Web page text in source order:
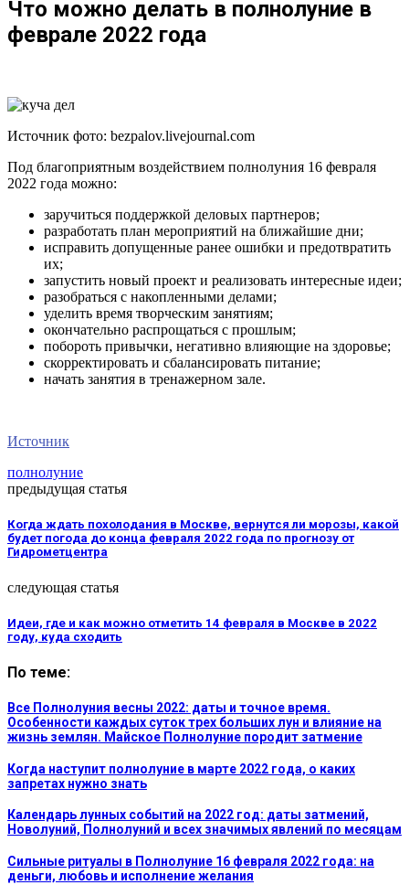
Что можно делать в полнолуние в
феврале 2022 года
Источник фото: bezpalov.livejournal.com
Под благоприятным воздействием полнолуния 16 февраля
2022 года можно:
заручиться поддержкой деловых партнеров;
разработать план мероприятий на ближайшие дни;
исправить допущенные ранее ошибки и предотвратить
их;
запустить новый проект и реализовать интересные идеи;
разобраться с накопленными делами;
уделить время творческим занятиям;
окончательно распрощаться с прошлым;
побороть привычки, негативно влияющие на здоровье;
скорректировать и сбалансировать питание;
начать занятия в тренажерном зале.
Источник
полнолуние
предыдущая статья
Когда ждать похолодания в Москве, вернутся ли морозы, какой
будет погода до конца февраля 2022 года по прогнозу от
Гидрометцентра
следующая статья
Идеи, где и как можно отметить 14 февраля в Москве в 2022
году, куда сходить
По теме:
Все Полнолуния весны 2022: даты и точное время.
Особенности каждых суток трех больших лун и влияние на
жизнь землян. Майское Полнолуние породит затмение
Когда наступит полнолуние в марте 2022 года, о каких
запретах нужно знать
Календарь лунных событий на 2022 год: даты затмений,
Новолуний, Полнолуний и всех значимых явлений по месяцам
Сильные ритуалы в Полнолуние 16 февраля 2022 года: на
деньги, любовь и исполнение желания